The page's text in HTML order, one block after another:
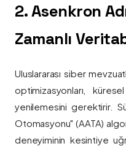
2. Asenkron
Zamanlı
Uluslararası siber
optimizasyonları,
yenilemesini gerektirir.
Otomasyonu" (AATA)
deneyiminin kesintiye